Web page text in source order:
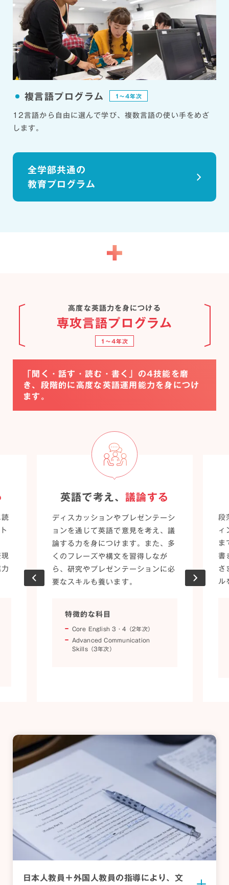
複言語プログラム 1〜4年次
12言語から自由に選んで学び、複数言語の使い手をめざ
します。
全学部共通の
教育プログラム
高度な英語力を身につける
専攻言語プログラム
1〜4年次
「聞く・話す・読む・書く」の4技能を磨
き、段階的に高度な英語運用能力を身につけ
ます。
英語で考え、議論する
ディスカッションやプレゼンテーシ
ョンを通じて英語で意見を考え、議
論する力を身につけます。また、多
くのフレーズや構文を習得しなが
ら、研究やプレゼンテーションに必
要なスキルも養います。
特徴的な科目
Core English 3・4（2年次）
Advanced Communication
Skills（3年次）
段
ィ
ま
書
さ
ル
日本人教員＋外国人教員の指導により、 文